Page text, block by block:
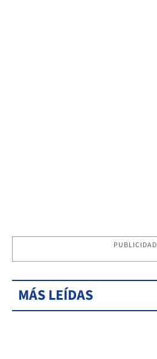
PUBLICIDAD
MÁS LEÍDAS